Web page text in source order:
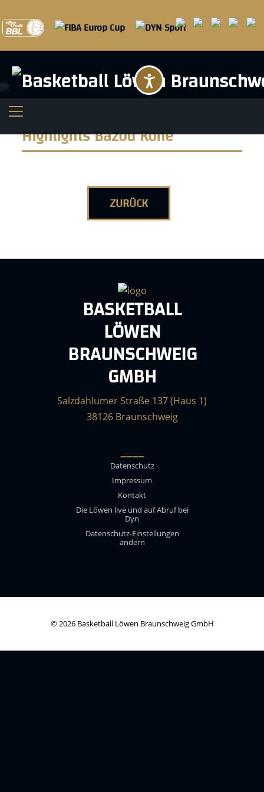
Highlights Bazou Koné
ZURÜCK
BASKETBALL
LÖWEN
BRAUNSCHWEIG
GMBH
Salzdahlumer Straße 137 (Haus 1)
38126 Braunschweig
____
Datenschutz
Impressum
Kontakt
Die Löwen live und auf Abruf bei
Dyn
Datenschutz-Einstellungen
ändern
© 2026 Basketball Löwen Braunschweig GmbH